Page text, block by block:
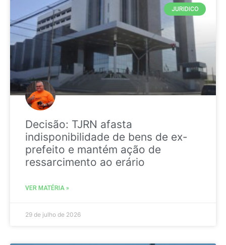
JURIDICO
Decisão: TJRN afasta
indisponibilidade de bens de ex-
prefeito e mantém ação de
ressarcimento ao erário
VER MATÉRIA »
29 de julho de 2026